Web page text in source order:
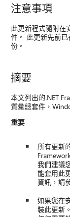
注意事項
此更新程式隨附在
件。 此更新先前
份。
摘要
本文列出的.NET
質彙總套件，
重要
所有更新
我們建議
能套用此
資訊，請
如果您在
裝此更新